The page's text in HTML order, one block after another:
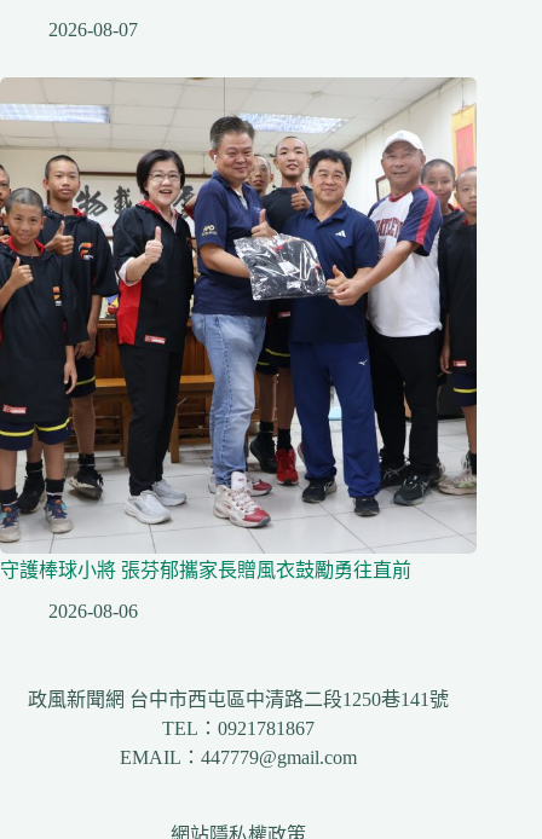
2026-08-07
守護棒球小將 張芬郁攜家長贈風衣鼓勵勇往直前
2026-08-06
政風新聞網 台中市西屯區中清路二段1250巷141號
TEL：0921781867
EMAIL：447779@gmail.com
網站隱私權政策